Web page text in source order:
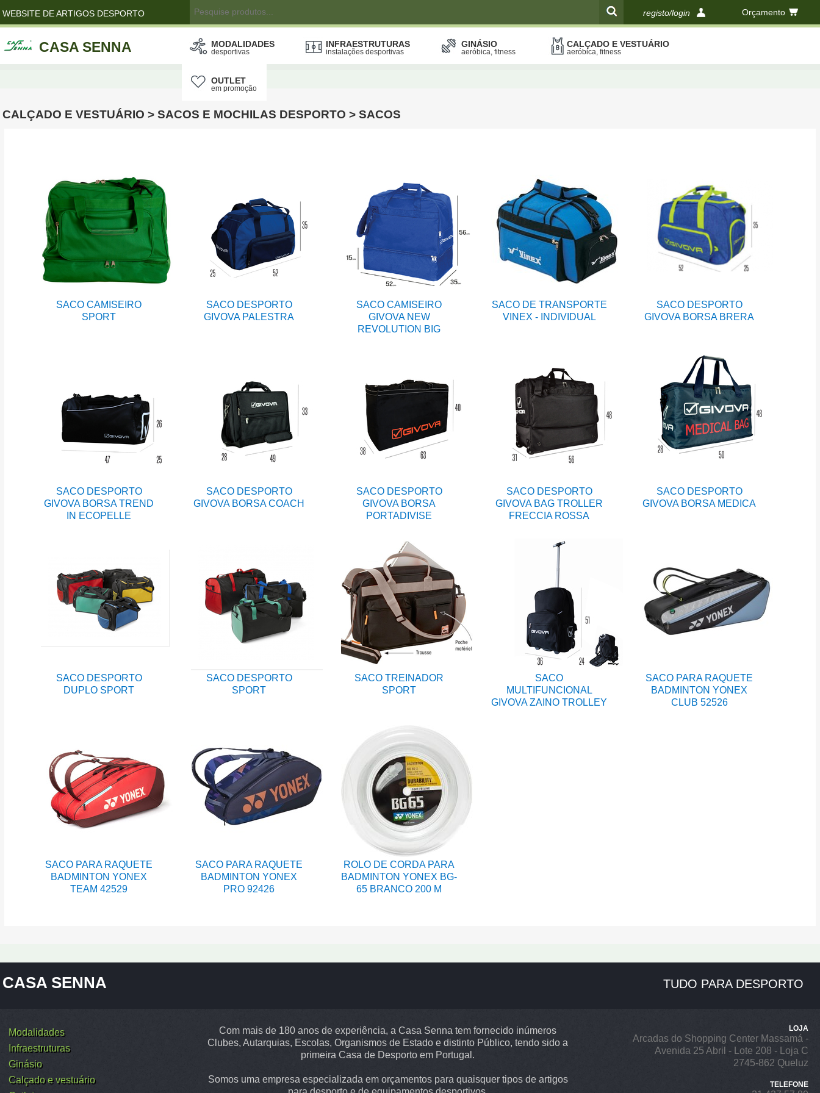
WEBSITE DE ARTIGOS DESPORTO registo/login Orçamento
CASA SENNA MODALIDADES
desportivas
INFRAESTRUTURAS
instalações desportivas
GINÁSIO
aeróbica, fitness
CALÇADO E VESTUÁRIO
aeróbica, fitness
OUTLET
em promoção
CALÇADO E VESTUÁRIO > SACOS E MOCHILAS DESPORTO > SACOS
SACO CAMISEIRO
SPORT
SACO DESPORTO
GIVOVA PALESTRA
SACO CAMISEIRO
GIVOVA NEW
REVOLUTION BIG
SACO DE TRANSPORTE
VINEX - INDIVIDUAL
SACO DESPORTO
GIVOVA BORSA BRERA
SACO DESPORTO
GIVOVA BORSA TREND
IN ECOPELLE
SACO DESPORTO
GIVOVA BORSA COACH
SACO DESPORTO
GIVOVA BORSA
PORTADIVISE
SACO DESPORTO
GIVOVA BAG TROLLER
FRECCIA ROSSA
SACO DESPORTO
GIVOVA BORSA MEDICA
SACO DESPORTO
DUPLO SPORT
SACO DESPORTO
SPORT
SACO TREINADOR
SPORT
SACO
MULTIFUNCIONAL
GIVOVA ZAINO TROLLEY
SACO PARA RAQUETE
BADMINTON YONEX
CLUB 52526
SACO PARA RAQUETE
BADMINTON YONEX
TEAM 42529
SACO PARA RAQUETE
BADMINTON YONEX
PRO 92426
ROLO DE CORDA PARA
BADMINTON YONEX BG-
65 BRANCO 200 M
CASA SENNA TUDO PARA DESPORTO
Modalidades
Infraestruturas
Ginásio
Calçado e vestuário
Com mais de 180 anos de experiência, a Casa Senna tem fornecido inúmeros
Clubes, Autarquias, Escolas, Organismos de Estado e distinto Público, tendo sido a
primeira Casa de Desporto em Portugal.
Somos uma empresa especializada em orçamentos para quaisquer tipos de artigos
LOJA
Arcadas do Shopping Center Massamá -
Avenida 25 Abril - Lote 208 - Loja C
2745-862 Queluz
TELEFONE